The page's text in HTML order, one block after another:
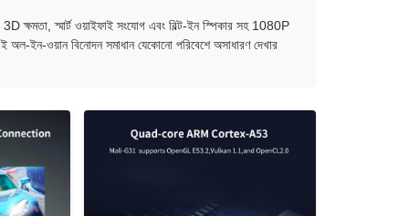
ক্ষমতা, স্মার্ট ওয়াইফাই সংযোগ এবং বিল্ট-ইন স্পিকার সহ 1080P
অল-ইন-ওয়ান বিনোদন সমাধান যেকোনো পরিবেশে অসাধারণ দেখার